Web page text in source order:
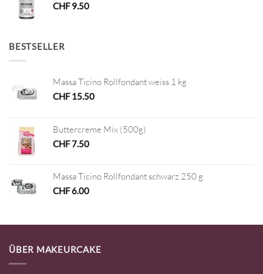
CHF9.50
BESTSELLER
Massa Ticino Rollfondant weiss 1 kg
CHF15.50
Buttercreme Mix (500g)
CHF7.50
Massa Ticino Rollfondant schwarz 250 g
CHF6.00
ÜBER MAKEURCAKE